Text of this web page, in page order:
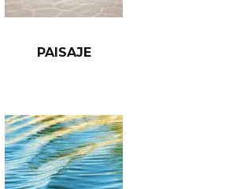
PAISAJE